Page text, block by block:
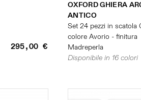
295,00 €
OXFORD GHIERA
ANTICO
Set 24 pezzi in scatola
colore Avorio - finitura
Madreperla
Disponibile in 16 colori